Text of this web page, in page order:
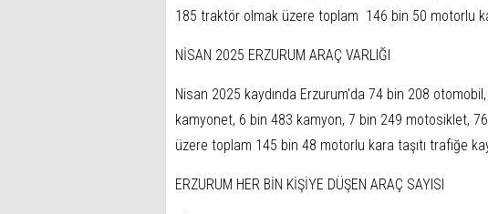
185 traktör olmak üzere toplam 146 bin 50 motorlu
NİSAN 2025 ERZURUM ARAÇ VARLIĞI
Nisan 2025 kaydında Erzurum’da 74 bin 208
kamyonet, 6 bin 483 kamyon, 7 bin 249 motosiklet,
üzere toplam 145 bin 48 motorlu kara taşıtı trafiğe
ERZURUM HER BİN KİŞİYE DÜŞEN ARAÇ SAYISI